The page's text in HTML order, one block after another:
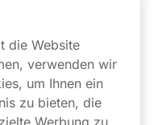
die Website
verwenden wir
um Ihnen ein
zu bieten, die
Werbung zu